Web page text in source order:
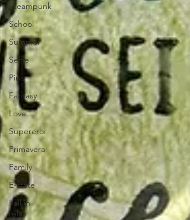
Steampunk
School
Summer
Selfie
Pins
Fantasy
Love
Supereroi
Primavera
Family
E-state
Fall in
relax